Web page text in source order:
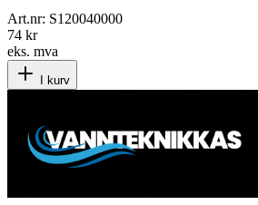
Art.nr: S120040000
74 kr
eks. mva
I kurv